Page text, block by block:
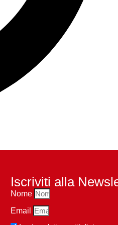
Iscriviti alla
Nome
Email